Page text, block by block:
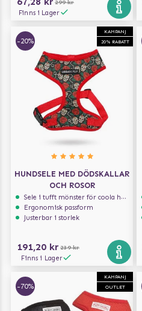
299 kr
Finns i Lager
KAMPANJ
20% RABATT
-20%
HUNDSELE MED DÖDSKALLAR
OCH ROSOR
Sele i tufft mönster för coola hundar
Ergonomisk passform
Justerbar i storlek
191,20 kr 239 kr
Finns i Lager
KAMPANJ
OUTLET
-70%